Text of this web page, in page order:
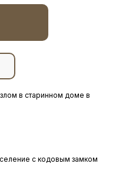
в старинном доме в
с кодовым замком